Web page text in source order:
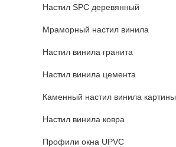
Настил SPC деревянный
Мраморный настил винила
Настил винила гранита
Настил винила цемента
Каменный настил винила картины
Настил винила ковра
Профили окна UPVC